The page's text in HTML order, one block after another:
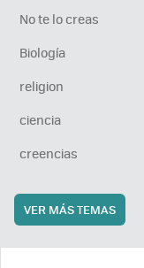
No te lo creas
Biología
religion
ciencia
creencias
VER MÁS TEMAS